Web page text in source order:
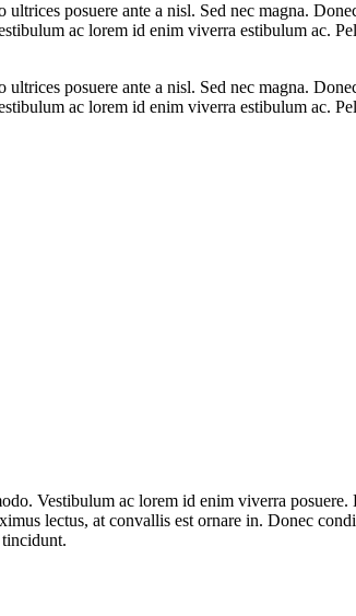
posuere ante a nisl. Sed nec magna.
ac lorem id enim viverra estibulum ac.
posuere ante a nisl. Sed nec magna.
ac lorem id enim viverra estibulum ac.
Vestibulum ac lorem id enim viverra
lectus, at convallis est ornare in. Donec